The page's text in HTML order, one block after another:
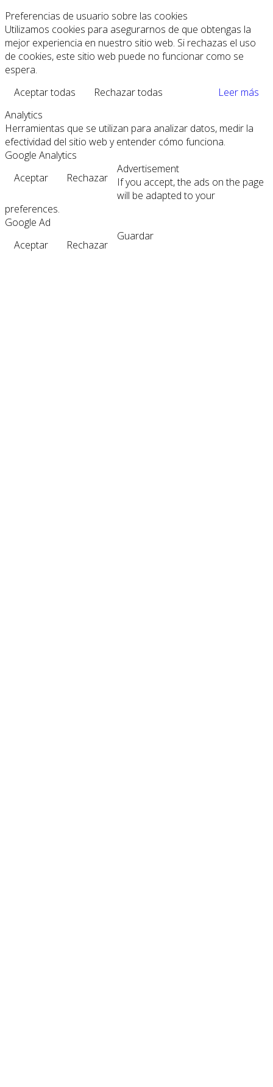
Preferencias de usuario sobre las cookies
Utilizamos cookies para asegurarnos de que obtengas la
mejor experiencia en nuestro sitio web. Si rechazas el uso
de cookies, este sitio web puede no funcionar como se
espera.
Aceptar todas
Rechazar todas
Leer más
Analytics
Herramientas que se utilizan para analizar datos, medir la
efectividad del sitio web y entender cómo funciona.
Google Analytics
Aceptar
Rechazar
Advertisement
If you accept, the ads on the page
will be adapted to your
preferences.
Google Ad
Aceptar
Rechazar
Guardar